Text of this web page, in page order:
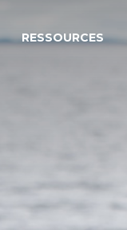
RESSOURCES